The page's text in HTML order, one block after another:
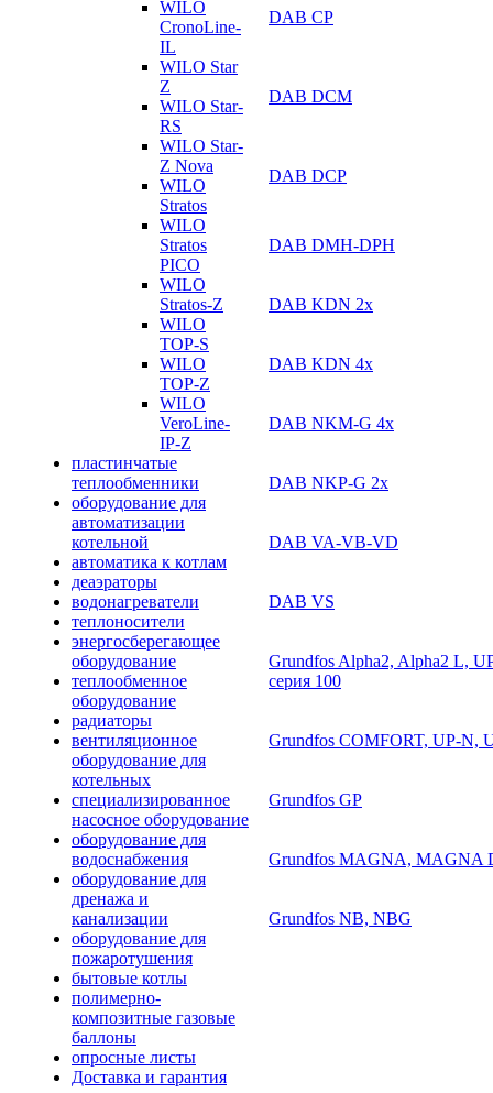
WILO
CronoLine-
IL
WILO Star
Z
WILO Star-
RS
WILO Star-
Z Nova
WILO
Stratos
WILO
Stratos
PICO
WILO
Stratos-Z
WILO
TOP-S
WILO
TOP-Z
WILO
VeroLine-
IP-Z
пластинчатые
теплообменники
оборудование для
автоматизации
котельной
автоматика к котлам
деаэраторы
водонагреватели
теплоносители
энергосберегающее
оборудование
теплообменное
оборудование
радиаторы
вентиляционное
оборудование для
котельных
специализированное
насосное оборудование
оборудование для
водоснабжения
оборудование для
дренажа и
канализации
оборудование для
пожаротушения
бытовые котлы
полимерно-
композитные газовые
баллоны
опросные листы
Доставка и гарантия
DAB CP
DAB DCM
DAB DCP
DAB DMH-DPH
DAB KDN 2х
DAB KDN 4х
DAB NKM-G 4х
DAB NKP-G 2х
DAB VA-VB-VD
DAB VS
Grundfos Alpha2, Alpha2 L,
серия 100
Grundfos COMFORT, UP-N,
Grundfos GP
Grundfos MAGNA, MAGNA
Grundfos NB, NBG